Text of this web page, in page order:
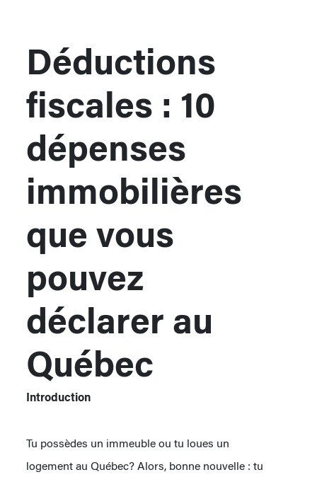
Déductions
fiscales : 10
dépenses
immobilières
que vous
pouvez
déclarer au
Québec
Introduction
Tu possèdes un immeuble ou tu loues un
logement au Québec? Alors, bonne nouvelle : tu